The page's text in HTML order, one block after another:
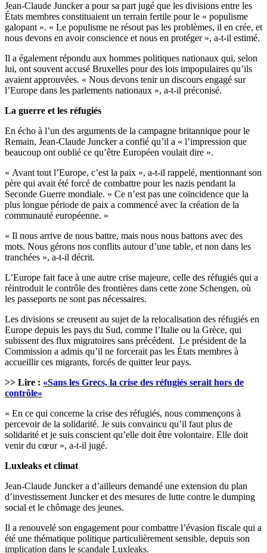
Jean-Claude Juncker a pour sa part jugé que les divisions entre les
États membres constituaient un terrain fertile pour le « populisme
galopant ». « Le populisme ne résout pas les problèmes, il en crée, et
nous devons en avoir conscience et nous en protéger », a-t-il estimé.
Il a également répondu aux hommes politiques nationaux qui, selon
lui, ont souvent accusé Bruxelles pour des lois impopulaires qu’ils
avaient approuvées. « Nous devons tenir un discours engagé sur
l’Europe dans les parlements nationaux », a-t-il préconisé.
La guerre et les réfugiés
En écho à l’un des arguments de la campagne britannique pour le
Remain, Jean-Claude Juncker a confié qu’il a « l’impression que
beaucoup ont oublié ce qu’être Européen voulait dire ».
« Avant tout l’Europe, c’est la paix », a-t-il rappelé, mentionnant son
père qui avait été forcé de combattre pour les nazis pendant la
Seconde Guerre mondiale. « Ce n’est pas une coïncidence que la
plus longue période de paix a commencé avec la création de la
communauté européenne. »
« Il nous arrive de nous battre, mais nous nous battons avec des
mots. Nous gérons nos conflits autour d’une table, et non dans les
tranchées », a-t-il décrit.
L’Europe fait face à une autre crise majeure, celle des réfugiés qui a
réintroduit le contrôle des frontières dans cette zone Schengen, où
les passeports ne sont pas nécessaires.
Les divisions se creusent au sujet de la relocalisation des réfugiés en
Europe depuis les pays du Sud, comme l’Italie ou la Grèce, qui
subissent des flux migratoires sans précédent. Le président de la
Commission a admis qu’il ne forcerait pas les États membres à
accueillir ces migrants, forcés de quitter leur pays.
>> Lire : «Sans les Grecs, la crise des réfugiés serait hors de
contrôle»
« En ce qui concerne la crise des réfugiés, nous commençons à
percevoir de la solidarité. Je suis convaincu qu’il faut plus de
solidarité et je suis conscient qu’elle doit être volontaire. Elle doit
venir du cœur », a-t-il jugé.
Luxleaks et climat
Jean-Claude Juncker a d’ailleurs demandé une extension du plan
d’investissement Juncker et des mesures de lutte contre le dumping
social et le chômage des jeunes.
Il a renouvelé son engagement pour combattre l’évasion fiscale qui a
été une thématique politique particulièrement sensible, depuis son
implication dans le scandale Luxleaks.